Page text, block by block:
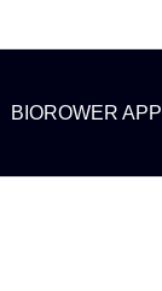
BIOROWER APP